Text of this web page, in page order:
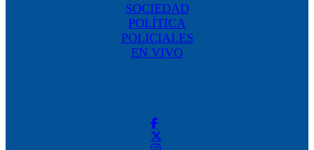
SOCIEDAD
POLÍTICA
POLICIALES
EN VIVO